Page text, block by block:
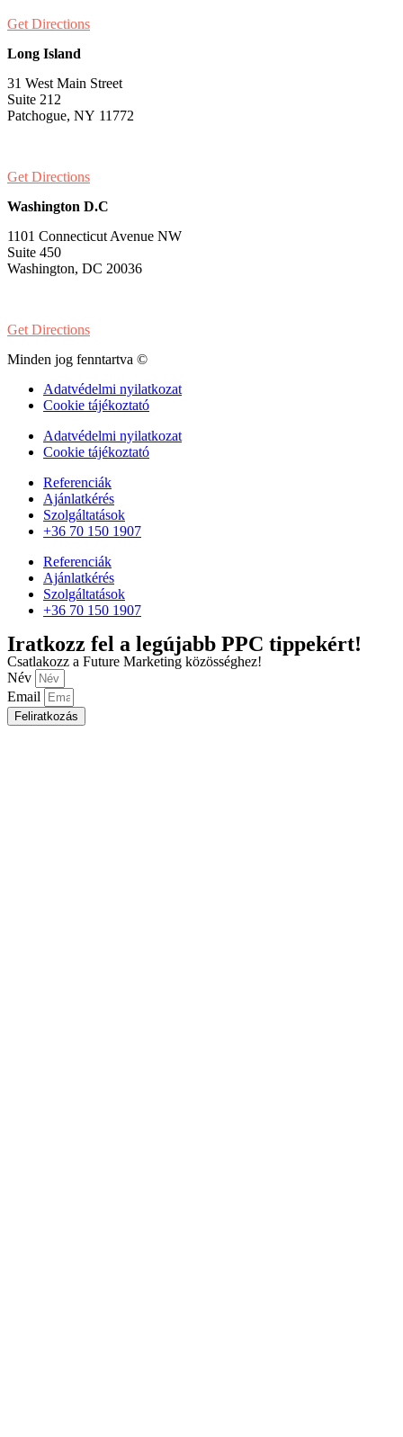
Get Directions
Long Island
31 West Main Street
Suite 212
Patchogue, NY 11772
Get Directions
Washington D.C
1101 Connecticut Avenue NW
Suite 450
Washington, DC 20036
Get Directions
Minden jog fenntartva ©
Adatvédelmi nyilatkozat
Cookie tájékoztató
Adatvédelmi nyilatkozat
Cookie tájékoztató
Referenciák
Ajánlatkérés
Szolgáltatások
+36 70 150 1907
Referenciák
Ajánlatkérés
Szolgáltatások
+36 70 150 1907
Iratkozz fel a legújabb PPC tippekért!
Csatlakozz a Future Marketing közösséghez!
Név
Email
Feliratkozás